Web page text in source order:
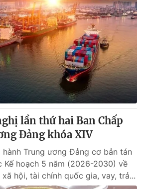
lần thứ hai Ban Chấp
Đảng khóa XIV
hành Trung ương Đảng cơ bản tán
Kế hoạch 5 năm (2026-2030) về
hội, tài chính quốc gia, vay, trả...